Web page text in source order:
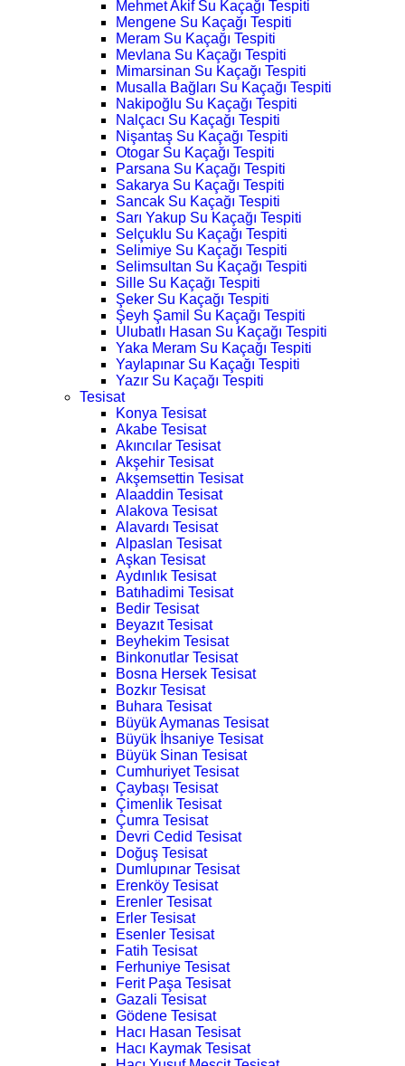
Mehmet Akif Su Kaçağı Tespiti
Mengene Su Kaçağı Tespiti
Meram Su Kaçağı Tespiti
Mevlana Su Kaçağı Tespiti
Mimarsinan Su Kaçağı Tespiti
Musalla Bağları Su Kaçağı Tespiti
Nakipoğlu Su Kaçağı Tespiti
Nalçacı Su Kaçağı Tespiti
Nişantaş Su Kaçağı Tespiti
Otogar Su Kaçağı Tespiti
Parsana Su Kaçağı Tespiti
Sakarya Su Kaçağı Tespiti
Sancak Su Kaçağı Tespiti
Sarı Yakup Su Kaçağı Tespiti
Selçuklu Su Kaçağı Tespiti
Selimiye Su Kaçağı Tespiti
Selimsultan Su Kaçağı Tespiti
Sille Su Kaçağı Tespiti
Şeker Su Kaçağı Tespiti
Şeyh Şamil Su Kaçağı Tespiti
Ulubatlı Hasan Su Kaçağı Tespiti
Yaka Meram Su Kaçağı Tespiti
Yaylapınar Su Kaçağı Tespiti
Yazır Su Kaçağı Tespiti
Tesisat
Konya Tesisat
Akabe Tesisat
Akıncılar Tesisat
Akşehir Tesisat
Akşemsettin Tesisat
Alaaddin Tesisat
Alakova Tesisat
Alavardı Tesisat
Alpaslan Tesisat
Aşkan Tesisat
Aydınlık Tesisat
Batıhadimi Tesisat
Bedir Tesisat
Beyazıt Tesisat
Beyhekim Tesisat
Binkonutlar Tesisat
Bosna Hersek Tesisat
Bozkır Tesisat
Buhara Tesisat
Büyük Aymanas Tesisat
Büyük İhsaniye Tesisat
Büyük Sinan Tesisat
Cumhuriyet Tesisat
Çaybaşı Tesisat
Çimenlik Tesisat
Çumra Tesisat
Devri Cedid Tesisat
Doğuş Tesisat
Dumlupınar Tesisat
Erenköy Tesisat
Erenler Tesisat
Erler Tesisat
Esenler Tesisat
Fatih Tesisat
Ferhuniye Tesisat
Ferit Paşa Tesisat
Gazali Tesisat
Gödene Tesisat
Hacı Hasan Tesisat
Hacı Kaymak Tesisat